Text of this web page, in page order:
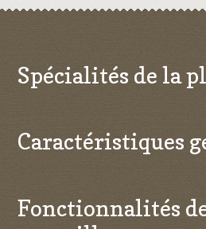
Spécialités de la
Caractéristiques
Fonctionnalités